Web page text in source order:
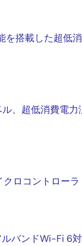
を搭載した超低
、超低消費電力
ロコントローラ
バンドWi-Fi 6